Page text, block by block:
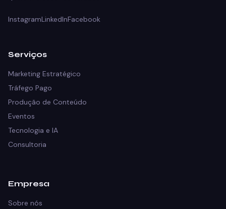
InstagramLinkedInFacebook
Serviços
Marketing Estratégico
Tráfego Pago
Produção de Conteúdo
Eventos
Tecnologia e IA
Consultoria
Empresa
Sobre nós